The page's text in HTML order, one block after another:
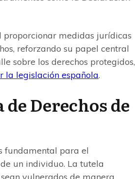
proporcionar medidas jurídicas
reforzando su papel central
sobre los derechos protegidos,
la legislación española.
Derechos de
fundamental para el
un individuo. La tutela